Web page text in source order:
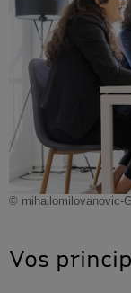
© mihailomilovanovic-
Vos